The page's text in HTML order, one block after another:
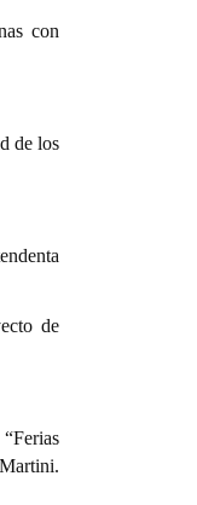
con
de los
de